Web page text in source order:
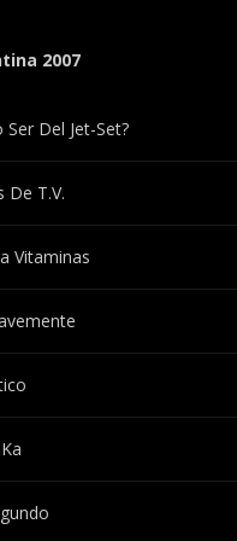
2007
Del Jet-Set?
De T.V.
Vitaminas